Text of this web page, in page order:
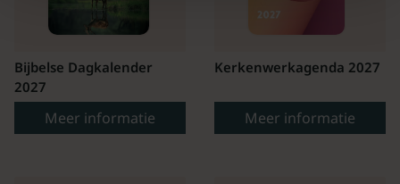
Bijbelse Dagkalender
2027
Meer informatie
Kerkenwerkagenda 2027
Meer informatie